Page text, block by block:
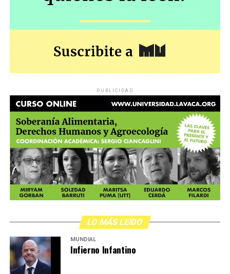
PUBLICIDAD
LO MÁS LEIDO
MUNDIAL
Infierno Infantino